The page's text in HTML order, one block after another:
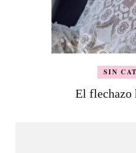
SIN
El flechazo